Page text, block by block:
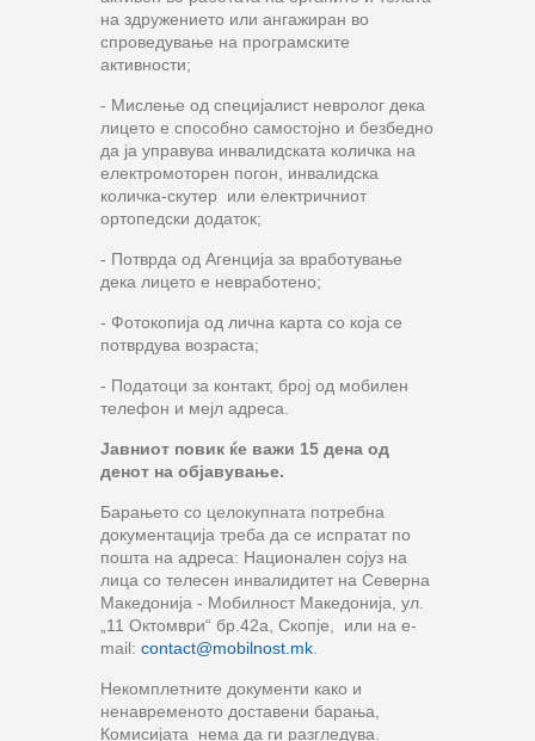
на здружението или ангажиран во
спроведување на програмските
активности;
- Мислење од специјалист невролог дека
лицето е способно самостојно и безбедно
да ја управува инвалидската количка на
електромоторен погон, инвалидска
количка-скутер или електричниот
ортопедски додаток;
- Потврда од Агенција за вработување
дека лицето е невработено;
- Фотокопија од лична карта со која се
потврдува возраста;
- Податоци за контакт, број од мобилен
телефон и мејл адреса.
Јавниот повик ќе важи 15 дена од
денот на објавување.
Барањето со целокупната потребна
документација треба да се испратат по
пошта на адреса: Национален сојуз на
лица со телесен инвалидитет на Северна
Македонија - Мобилност Македонија, ул.
„11 Октомври“ бр.42а, Скопје, или на e-
mail: contact@mobilnost.mk
Некомплетните документи како и
ненавременото доставени барања,
Комисијата нема да ги разгледува.